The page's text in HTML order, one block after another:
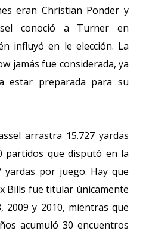
eran Christian Ponder y
conoció a Turner en
influyó en le elección. La
jamás fue considerada, ya
estar preparada para su
arrastra 15.727 yardas
partidos que disputó en la
yardas por juego. Hay que
Bills fue titular únicamente
2009 y 2010, mientras que
acumuló 30 encuentros